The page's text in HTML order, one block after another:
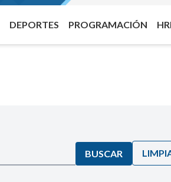
DEPORTES PROGRAMACIÓN
BUSCAR